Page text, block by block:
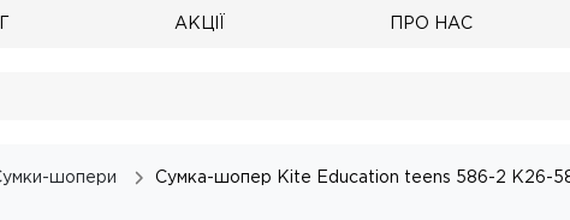
АКЦІЇ ПРО НАС
шопери Сумка-шопер Kite Education teens 586-2 K26-